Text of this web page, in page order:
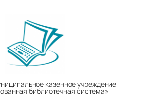
казенное учреждение
библиотечная система»